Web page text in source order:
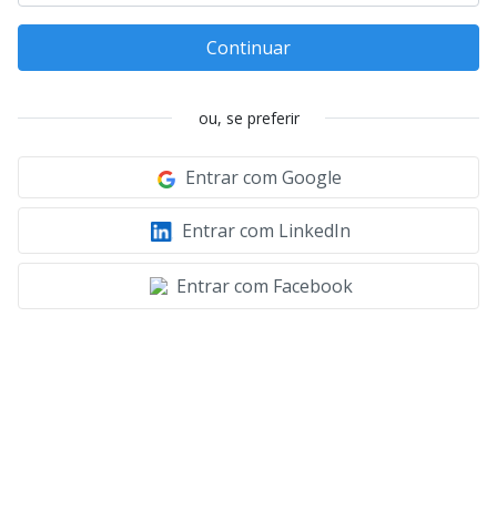
Continuar
ou, se preferir
Entrar com Google
Entrar com LinkedIn
Entrar com Facebook